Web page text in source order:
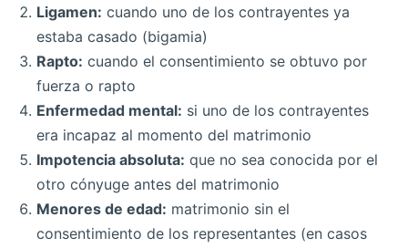
Ligamen: cuando uno de los contrayentes ya
estaba casado (bigamia)
Rapto: cuando el consentimiento se obtuvo por
fuerza o rapto
Enfermedad mental: si uno de los contrayentes
era incapaz al momento del matrimonio
Impotencia absoluta: que no sea conocida por el
otro cónyuge antes del matrimonio
Menores de edad: matrimonio sin el
consentimiento de los representantes (en casos